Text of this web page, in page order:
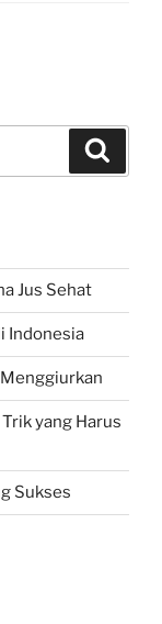
Jus Sehat
Indonesia
yang Harus
Sukses